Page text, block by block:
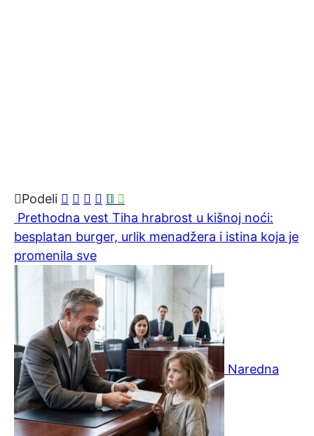
Podeli
Prethodna vest Tiha hrabrost u kišnoj noći:
besplatan burger, urlik menadžera i istina koja je
promenila sve
Naredna